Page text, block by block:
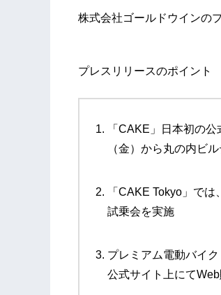
株式会社ゴールドウインの
プレスリリースのポイント
「CAKE」日本初の
（金）から丸の内ビ
「CAKE Tokyo」で
試乗会を実施
プレミアム電動バイ
公式サイト上にて